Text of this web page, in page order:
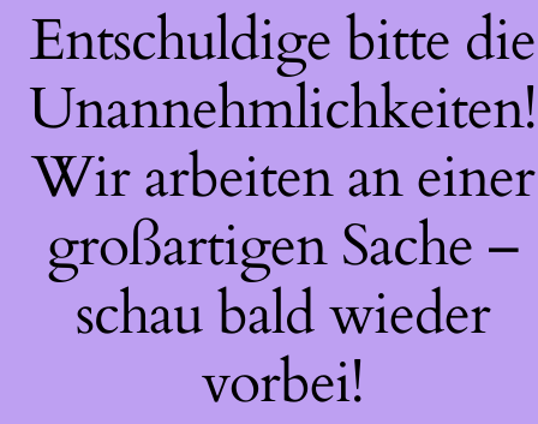
Entschuldige bitte die
Unannehmlichkeiten!
Wir arbeiten an einer
großartigen Sache –
schau bald wieder
vorbei!